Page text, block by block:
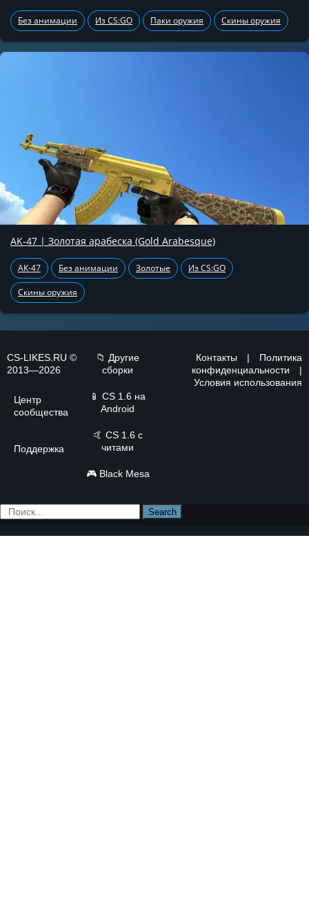
Без анимации Из CS:GO Паки оружия Скины оружия
AK-47 | Золотая арабеска (Gold Arabesque)
АК-47 Без анимации Золотые Из CS:GO
Скины оружия
CS-LIKES.RU ©
2013—2026
Центр
сообщества
Поддержка
📁 Другие
сборки
📱 CS 1.6 на
Android
🤙 CS 1.6 с
читами
🎮 Black Mesa
Контакты |
Политика
конфиденциальности
|
Условия использования
Search